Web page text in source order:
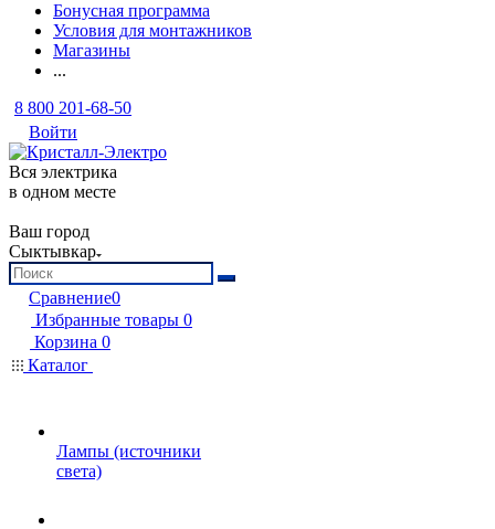
Бонусная программа
Условия для монтажников
Магазины
...
8 800 201-68-50
Войти
Вся электрика
в одном месте
Ваш город
Сыктывкар
Сравнение0
Избранные товары 0
Корзина 0
Каталог
Лампы (источники
света)